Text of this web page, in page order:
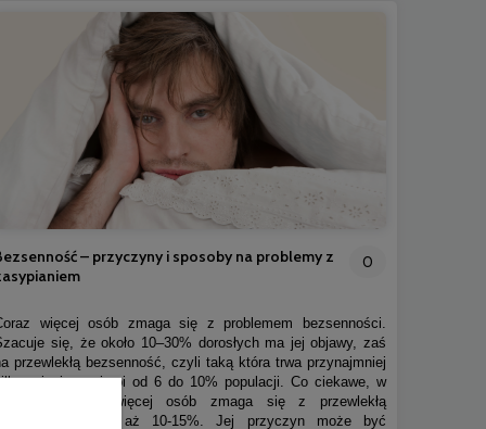
– przyczyny i sposoby na problemy z
0
więcej osób zmaga się z problemem bezsenności.
się, że około 10–30% dorosłych ma jej objawy, zaś
przewlekłą bezsenność, czyli taką która trwa przynajmniej
miesięcy cierpi od 6 do 10% populacji. Co ciekawe, w
Polsce jeszcze więcej osób zmaga się z przewlekłą
bezsennością, bo aż 10-15%. Jej przyczyn może być